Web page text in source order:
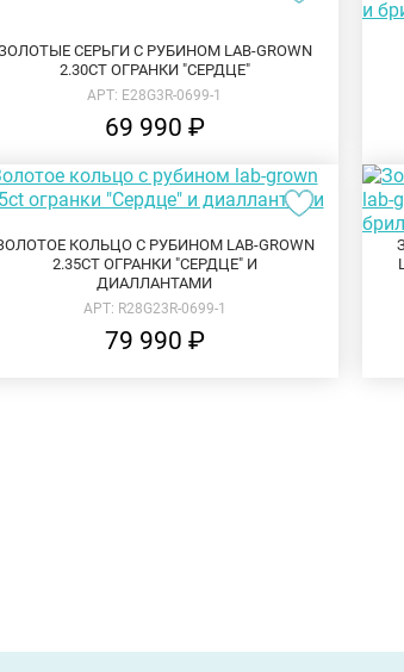
СЕРЬГИ С РУБИНОМ LAB-GROWN
2.30CT ОГРАНКИ "СЕРДЦЕ"
АРТ: E28G3R-0699-1
69 990 ₽
КОЛЬЦО С РУБИНОМ LAB-GROWN
2.35CT ОГРАНКИ "СЕРДЦЕ" И
ДИАЛЛАНТАМИ
АРТ: R28G23R-0699-1
79 990 ₽